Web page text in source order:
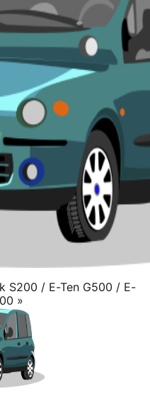
S200 / E-Ten G500 / E-
»